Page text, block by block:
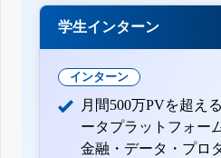
学生インターン
インターン
月間500万PVを超え
ータプラットフォー
金融・データ・プロ